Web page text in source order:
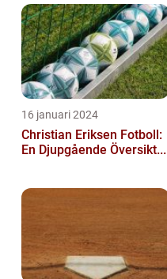
16 januari 2024
Christian Eriksen Fotboll:
En Djupgående Översikt...